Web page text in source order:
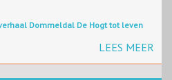
Dommeldal De Hogt tot leven
LEES MEER